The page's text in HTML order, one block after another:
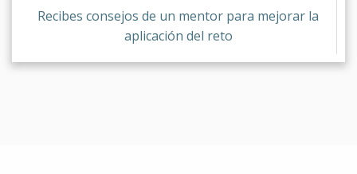
Recibes consejos de un mentor para mejorar la
aplicación del reto